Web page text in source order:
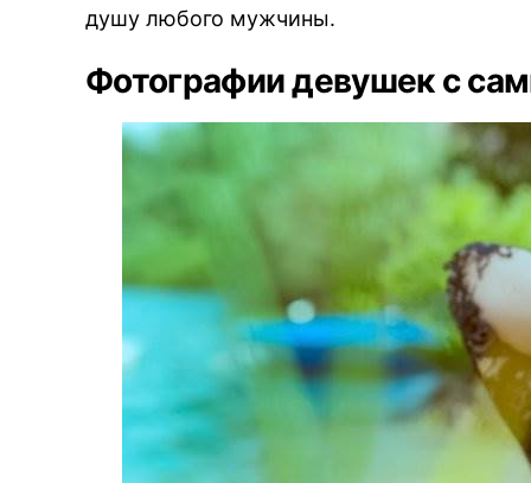
душу любого мужчины.
Фотографии девушек с